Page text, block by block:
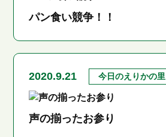
パン食い競争！！
2020.9.21 今日のえりかの里
声の揃ったお参り